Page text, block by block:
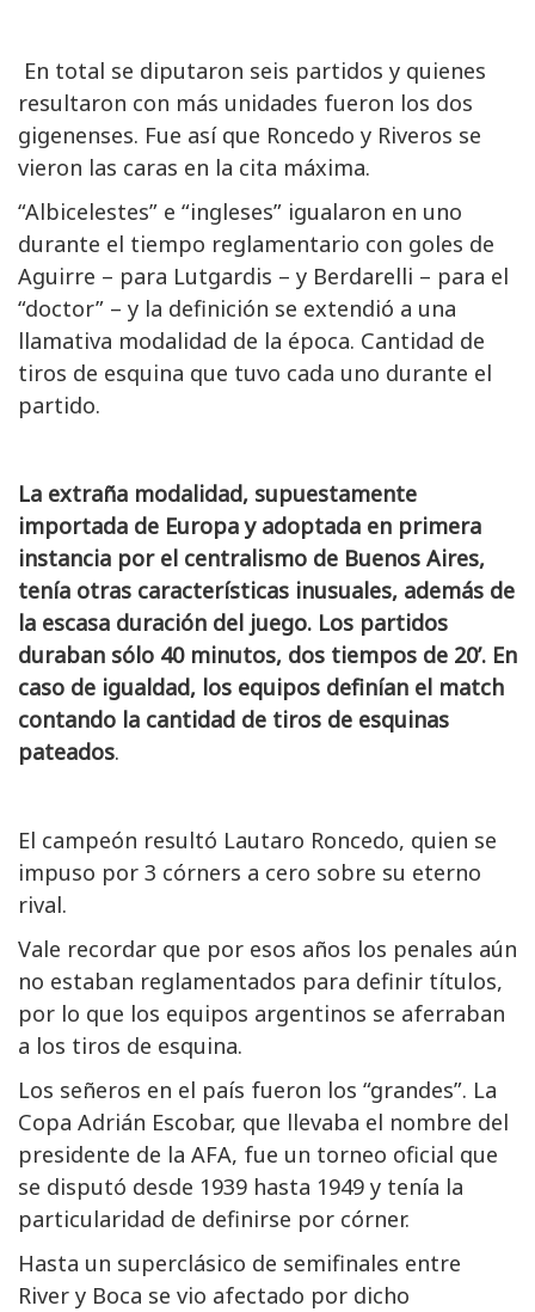
En total se diputaron seis partidos y quienes
resultaron con más unidades fueron los dos
gigenenses. Fue así que Roncedo y Riveros se
vieron las caras en la cita máxima.
“Albicelestes” e “ingleses” igualaron en uno
durante el tiempo reglamentario con goles de
Aguirre – para Lutgardis – y Berdarelli – para el
“doctor” – y la definición se extendió a una
llamativa modalidad de la época. Cantidad de
tiros de esquina que tuvo cada uno durante el
partido.
La extraña modalidad, supuestamente
importada de Europa y adoptada en primera
instancia por el centralismo de Buenos Aires,
tenía otras características inusuales, además de
la escasa duración del juego. Los partidos
duraban sólo 40 minutos, dos tiempos de 20’. En
caso de igualdad, los equipos definían el match
contando la cantidad de tiros de esquinas
pateados.
El campeón resultó Lautaro Roncedo, quien se
impuso por 3 córners a cero sobre su eterno
rival.
Vale recordar que por esos años los penales aún
no estaban reglamentados para definir títulos,
por lo que los equipos argentinos se aferraban
a los tiros de esquina.
Los señeros en el país fueron los “grandes”. La
Copa Adrián Escobar, que llevaba el nombre del
presidente de la AFA, fue un torneo oficial que
se disputó desde 1939 hasta 1949 y tenía la
particularidad de definirse por córner.
Hasta un superclásico de semifinales entre
River y Boca se vio afectado por dicho